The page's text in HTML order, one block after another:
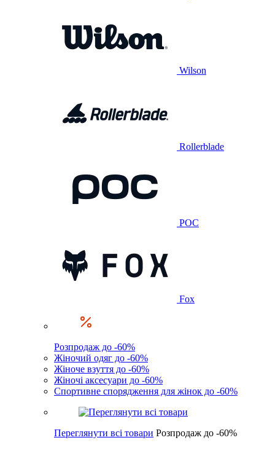
Wilson
Rollerblade
POC
Fox
Розпродаж до -60%
Жіночий одяг до -60%
Жіноче взуття до -60%
Жіночі аксесуари до -60%
Спортивне спорядження для жінок до -60%
Переглянути всі товари Розпродаж до -60%